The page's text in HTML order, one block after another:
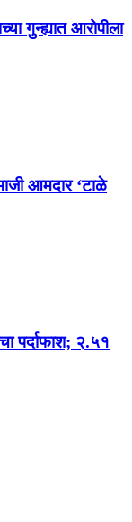
गुन्ह्यात आरोपीला
आमदार ‘टाळे
पर्दाफाश; २.५१